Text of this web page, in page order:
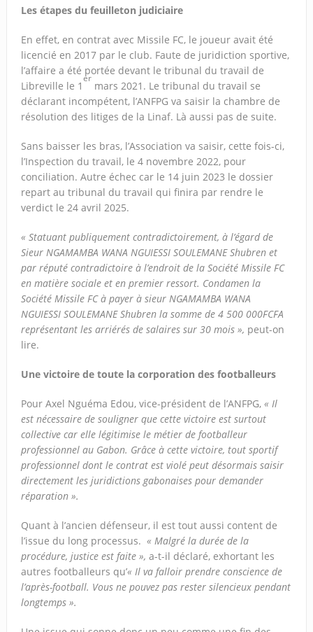
Les étapes du feuilleton judiciaire
En effet, en contrat avec Missile FC, le joueur avait été
licencié en 2017 par le club. Faute de juridiction sportive,
l’affaire a été portée devant le tribunal du travail de
Libreville le 1
er
mars 2021. Le tribunal du travail se
déclarant incompétent, l’ANFPG va saisir la chambre de
résolution des litiges de la Linaf. Là aussi pas de suite.
Sans baisser les bras, l’Association va saisir, cette fois-ci,
l’Inspection du travail, le 4 novembre 2022, pour
conciliation. Autre échec car le 14 juin 2023 le dossier
repart au tribunal du travail qui finira par rendre le
verdict le 24 avril 2025.
« Statuant publiquement contradictoirement, à l’égard de
Sieur NGAMAMBA WANA NGUIESSI SOULEMANE Shubren et
par réputé contradictoire à l’endroit de la Société Missile FC
en matière sociale et en premier ressort. Condamen la
Société Missile FC à payer à sieur NGAMAMBA WANA
NGUIESSI SOULEMANE Shubren la somme de 4 500 000FCFA
représentant les arriérés de salaires sur 30 mois », peut-on
lire.
Une victoire de toute la corporation des footballeurs
Pour Axel Nguéma Edou, vice-président de l’ANFPG, « Il
est nécessaire de souligner que cette victoire est surtout
collective car elle légitimise le métier de footballeur
professionnel au Gabon. Grâce à cette victoire, tout sportif
professionnel dont le contrat est violé peut désormais saisir
directement les juridictions gabonaises pour demander
réparation ».
Quant à l’ancien défenseur, il est tout aussi content de
l’issue du long processus. « Malgré la durée de la
procédure, justice est faite », a-t-il déclaré, exhortant les
autres footballeurs qu’« Il va falloir prendre conscience de
l’après-football. Vous ne pouvez pas rester silencieux pendant
longtemps ».